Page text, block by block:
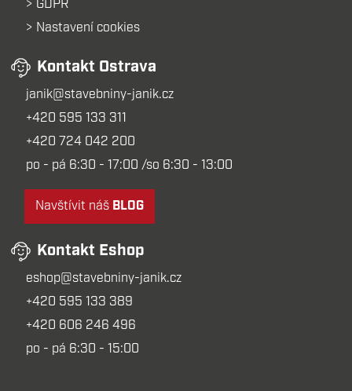
GDPR
Nastavení cookies
Kontakt Ostrava
janik@stavebniny-janik.cz
+420 595 133 311
+420 724 042 200
po - pá 6:30 - 17:00 /so 6:30 - 13:00
Navštívit náš BLOG
Kontakt Eshop
eshop@stavebniny-janik.cz
+420 595 133 389
+420 606 246 496
po - pá 6:30 - 15:00